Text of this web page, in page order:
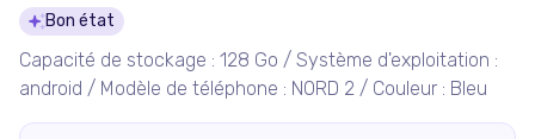
Détails du produit
Bon état
Capacité de stockage : 128 Go / Système d'exploitation :
android / Modèle de téléphone : NORD 2 / Couleur : Bleu